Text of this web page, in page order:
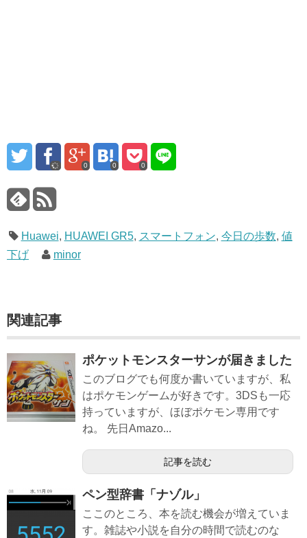
0 0 0
Huawei, HUAWEI GR5, スマートフォン, 今日の歩数, 値
下げ
minor
関連記事
ポケットモンスターサンが届きました
このブログでも何度か書いていますが、私
はポケモンゲームが好きです。3DSも一応
持っていますが、ほぼポケモン専用です
ね。 先日Amazo...
記事を読む
ペン型辞書「ナゾル」
ここのところ、本を読む機会が増えていま
す。雑誌や小説を自分の時間で読むのな